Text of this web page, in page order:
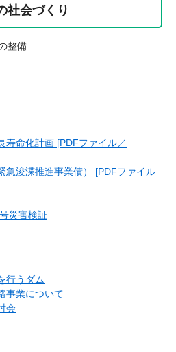
社会づくり
整備
寿命化計画 [PDFファイル／
急浚渫推進事業債） [PDFファイル
災害検証
行うダム
事業について
会